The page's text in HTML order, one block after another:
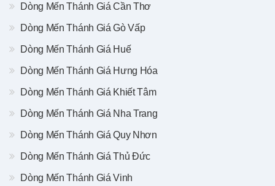
Dòng Mến Thánh Giá Cần Thơ
Dòng Mến Thánh Giá Gò Vấp
Dòng Mến Thánh Giá Huế
Dòng Mến Thánh Giá Hưng Hóa
Dòng Mến Thánh Giá Khiết Tâm
Dòng Mến Thánh Giá Nha Trang
Dòng Mến Thánh Giá Quy Nhơn
Dòng Mến Thánh Giá Thủ Đức
Dòng Mến Thánh Giá Vinh